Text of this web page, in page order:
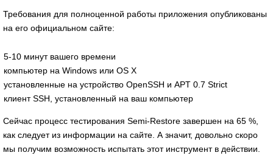
Требования для полноценной работы приложения опубликованы
на его официальном сайте:
5-10 минут вашего времени
компьютер на Windows или OS X
установленные на устройство OpenSSH и APT 0.7 Strict
клиент SSH, установленный на ваш компьютер
Сейчас процесс тестирования Semi-Restore завершен на 65 %,
как следует из информации на сайте. А значит, довольно скоро
мы получим возможность испытать этот инструмент в действии.